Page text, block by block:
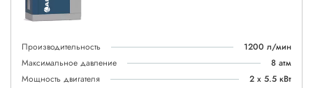
Производительность
1200 л/мин
Максимальное давление
8 атм
Мощность двигателя
2 х 5.5 кВт